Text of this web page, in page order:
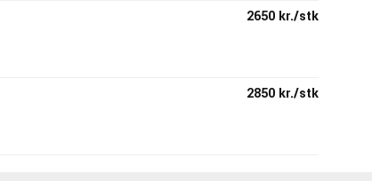
2650 kr./stk
2850 kr./stk